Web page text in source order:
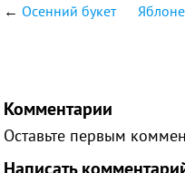
←Осенний букет
Комментарии
Оставьте первым